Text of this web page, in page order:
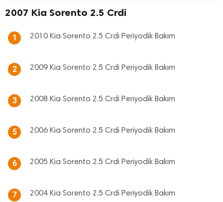
2007 Kia Sorento 2.5 Crdi
1 2010 Kia Sorento 2.5 Crdi Periyodik Bakım
2 2009 Kia Sorento 2.5 Crdi Periyodik Bakım
3 2008 Kia Sorento 2.5 Crdi Periyodik Bakım
5 2006 Kia Sorento 2.5 Crdi Periyodik Bakım
6 2005 Kia Sorento 2.5 Crdi Periyodik Bakım
7 2004 Kia Sorento 2.5 Crdi Periyodik Bakım